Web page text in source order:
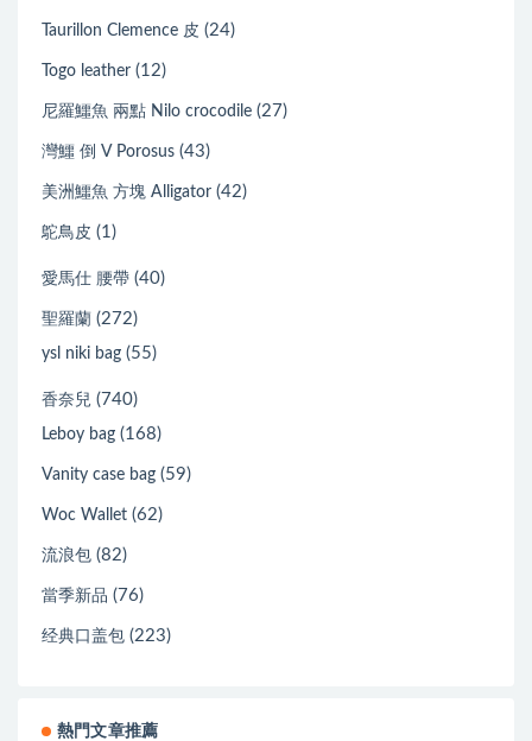
Taurillon Clemence 皮 (24)
Togo leather (12)
尼羅鱷魚 兩點 Nilo crocodile (27)
灣鱷 倒 V Porosus (43)
美洲鱷魚 方塊 Alligator (42)
鴕鳥皮 (1)
愛馬仕 腰帶 (40)
聖羅蘭 (272)
ysl niki bag (55)
香奈兒 (740)
Leboy bag (168)
Vanity case bag (59)
Woc Wallet (62)
流浪包 (82)
當季新品 (76)
经典口盖包 (223)
熱門文章推薦